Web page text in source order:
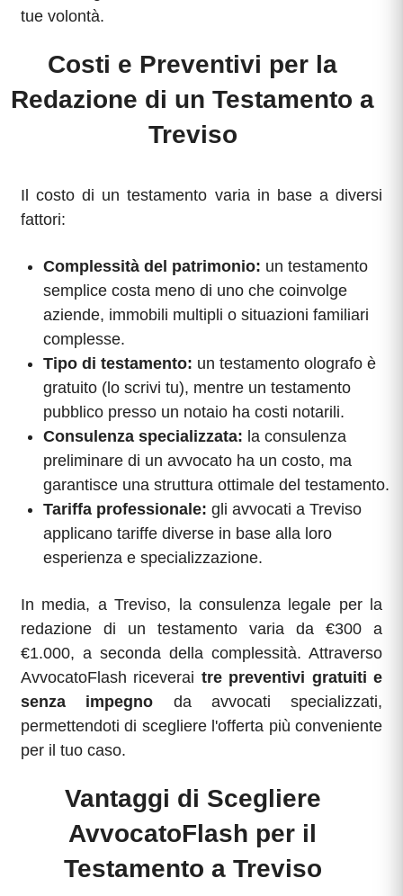
tue volontà.
Costi e Preventivi per la
Redazione di un Testamento a
Treviso
Il costo di un testamento varia in base a diversi
fattori:
Complessità del patrimonio: un testamento
semplice costa meno di uno che coinvolge
aziende, immobili multipli o situazioni familiari
complesse.
Tipo di testamento: un testamento olografo è
gratuito (lo scrivi tu), mentre un testamento
pubblico presso un notaio ha costi notarili.
Consulenza specializzata: la consulenza
preliminare di un avvocato ha un costo, ma
garantisce una struttura ottimale del testamento.
Tariffa professionale: gli avvocati a Treviso
applicano tariffe diverse in base alla loro
esperienza e specializzazione.
In media, a Treviso, la consulenza legale per la
redazione di un testamento varia da €300 a
€1.000, a seconda della complessità. Attraverso
AvvocatoFlash riceverai tre preventivi gratuiti e
senza impegno da avvocati specializzati,
permettendoti di scegliere l'offerta più conveniente
per il tuo caso.
Vantaggi di Scegliere
AvvocatoFlash per il
Testamento a Treviso